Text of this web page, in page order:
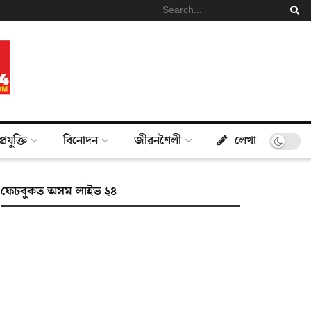
প্ৰযুক্তি বিনোদন জীৱনশৈলী লেখা
ফেচবুকত অসম লাইভ ২৪